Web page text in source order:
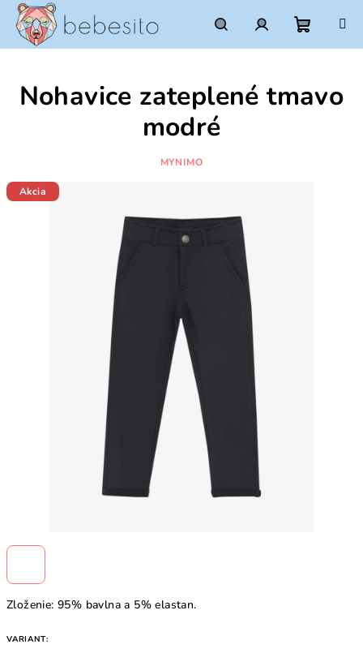
Prejsť
obsah
HľadaťPrihlásenie
košík
Zloženie: 95% bavlna a 5% elastan.
VARIANT:
Nohavice zateplené tmavo
modré
MYNIMO
Akcia